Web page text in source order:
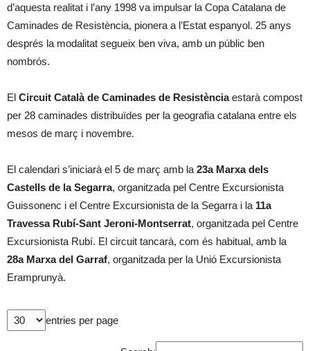
d’aquesta realitat i l’any 1998 va impulsar la Copa Catalana de
Caminades de Resistència, pionera a l’Estat espanyol. 25 anys
després la modalitat segueix ben viva, amb un públic ben
nombrós.
El Circuit Català de Caminades de Resistènciaestarà compost
per 28 caminades distribuïdes per la geografia catalana entre els
mesos de març i novembre.
El calendari s’iniciarà el 5 de març amb la 23a Marxa dels
Castells de la Segarra, organitzada pel Centre Excursionista
Guissonenc i el Centre Excursionista de la Segarra i la 11a
Travessa Rubí-Sant Jeroni-Montserrat, organitzada pel Centre
Excursionista Rubí. El circuit tancarà, com és habitual, amb la
28a Marxa del Garraf, organitzada per la Unió Excursionista
Eramprunyà.
entries per page